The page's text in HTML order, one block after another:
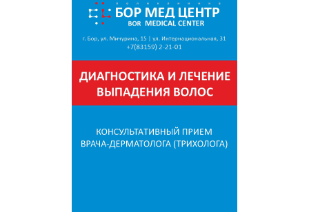
дорогу смогут открыть раньше
установленного предельного срока.
Таким образом, сроки возобновления
работы переправы зависят от фактического
устранения нарушений и результатов
проверки, а не от даты мая 2027 года.